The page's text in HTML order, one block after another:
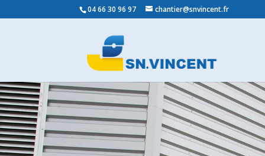
04 66 30 96 97 chantier@snvincent.fr